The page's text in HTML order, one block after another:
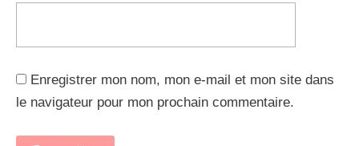
Enregistrer mon nom, mon e-mail et mon site dans
le navigateur pour mon prochain commentaire.